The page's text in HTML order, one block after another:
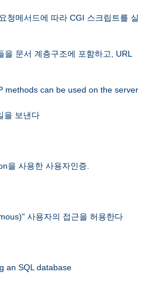
청메서드에 따라 CGI 스크립트를 실
을 문서 계층구조에 포함하고, URL
methods can be used on the server
을 보낸다
을 사용한 사용자인증.
사용자의 접근을 허용한다
an SQL database